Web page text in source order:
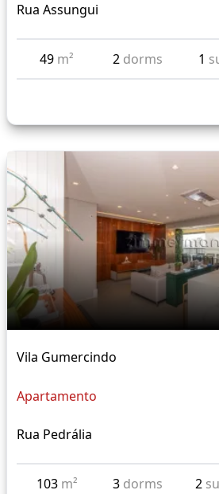
Rua Assungui
49 m² 2 dorms 1
Vila Gumercindo
Apartamento
Rua Pedrália
103 m² 3 dorms 2